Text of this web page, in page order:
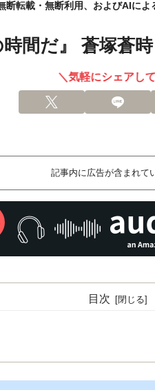
転載・無断利用、およびAIによ
時間だ』 蒼塚蒼
＼気軽にシェアして
記事内に広告が含まれて
目次